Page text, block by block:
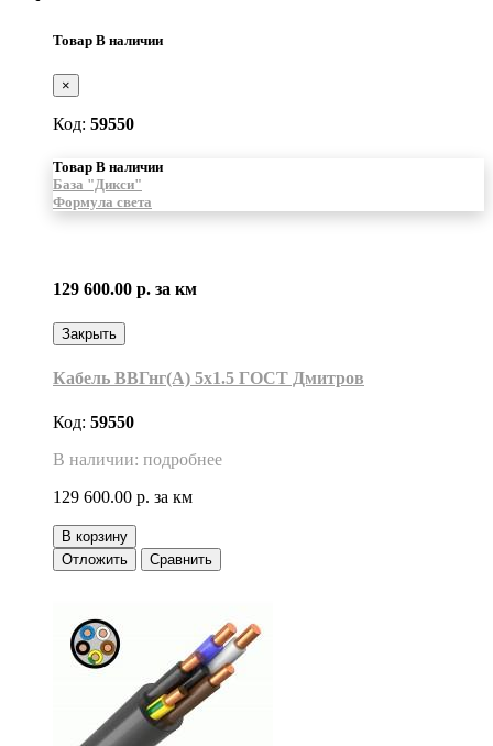
Товар В наличии
×
Код: 59550
Товар В наличии
База "Дикси"
Формула света
129 600.00 р. за км
Закрыть
Кабель ВВГнг(А) 5х1.5 ГОСТ Дмитров
Код: 59550
В наличии: подробнее
129 600.00 р. за км
В корзину
Отложить
Сравнить